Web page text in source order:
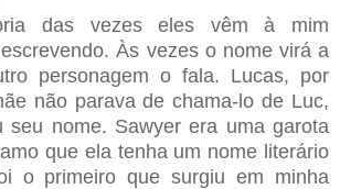
das vezes eles vêm à mim
Às vezes o nome virá a
personagem o fala. Lucas, por
não parava de chama-lo de Luc,
seu nome. Sawyer era uma garota
que ela tenha um nome literário
o primeiro que surgiu em minha